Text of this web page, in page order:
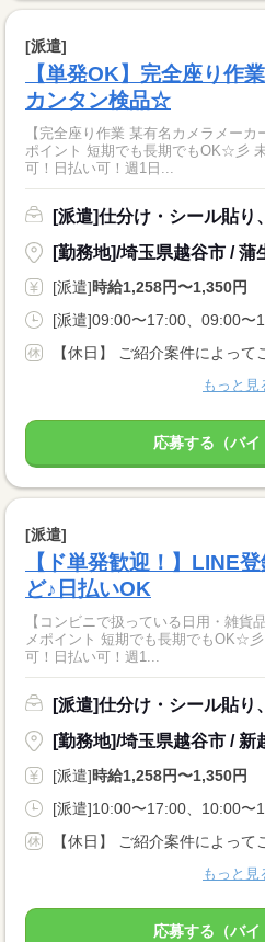
[派遣]
【単発OK】完全座り作
カンタン検品☆
【完全座り作業 某有名カメラメー
ポイント 短期でも長期でもOK☆彡
可！日払い可！週1日...
[派遣]仕分け・シール貼り
[勤務地]/埼玉県越谷市 / 蒲
[派遣]時給1,258円〜1,350円
[派遣]09:00〜17:00、09:00〜
もっと見
応募する（バイ
[派遣]
【ド単発歓迎！】LINE
ど♪日払いOK
【コンビニで扱っている日用・雑貨
メポイント 短期でも長期でもOK☆
可！日払い可！週1...
[派遣]仕分け・シール貼り
[勤務地]/埼玉県越谷市 / 新
[派遣]時給1,258円〜1,350円
[派遣]10:00〜17:00、10:00〜
もっと見
応募する（バイ